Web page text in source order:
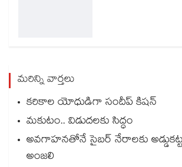
మరిన్ని వార్తలు
కరికాల యోధుడిగా సందీప్ కిషన్
మకుటం.. విడుదలకు సిద్ధం
అవగాహనతోనే సైబర్ నేరాలకు
అంజలి